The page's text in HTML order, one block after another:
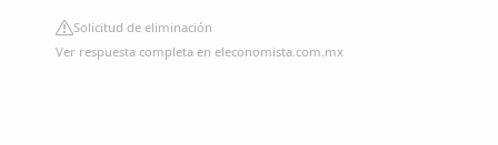
Solicitud de eliminación
Ver respuesta completa en eleconomista.com.mx